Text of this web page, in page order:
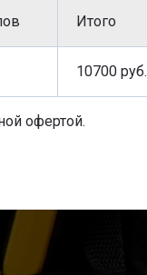
Итого
10700 руб.
офертой.